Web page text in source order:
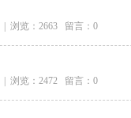
浏览：2663 留言：0
浏览：2472 留言：0